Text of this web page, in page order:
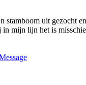
uit gezocht
mijn lijn het is